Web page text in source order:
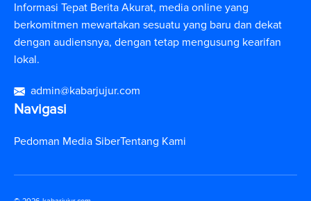
Informasi Tepat Berita Akurat, media online yang
berkomitmen mewartakan sesuatu yang baru dan dekat
dengan audiensnya, dengan tetap mengusung kearifan
lokal.
admin@kabarjujur.com
Navigasi
Pedoman Media SiberTentang Kami